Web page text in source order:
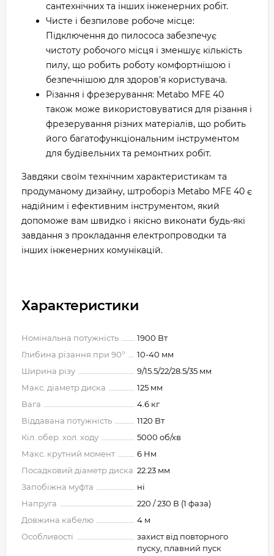
сантехнічних та інших інженерних робіт.
Чисте і безпилове робоче місце:
Підключення до пилососа забезпечує
чистоту робочого місця і зменшує кількість
пилу, що робить роботу комфортнішою і
безпечнішою для здоров'я користувача.
Різання і фрезерування: Metabo MFE 40
також може використовуватися для різання і
фрезерування різних матеріалів, що робить
його багатофункціональним інструментом
для будівельних та ремонтних робіт.
Завдяки своїм технічним характеристикам та
продуманому дизайну, штроборіз Metabo MFE 40 є
надійним і ефективним інструментом, який
допоможе вам швидко і якісно виконати будь-які
завдання з прокладання електропроводки та
інших інженерних комунікацій.
Характеристики
Номінальна потужність
1900 Вт
Глибина різання при 90°
10-40 мм
Ширина різу
9/15.5/22/28.5/35 мм
Макс. діаметр диска
125 мм
Вага
4.6 кг
Віддавана потужність
1120 Вт
Кіл. обер. хол. ходу
5000 об/хв
Макс. крутний момент
6 Нм
Посадковий діаметр диска 22.23 мм
Запобіжна муфта
ні
Напруга
220 / 230 В (1 фаза)
Довжина кабелю
4 м
Особливості
захист від повторного
пуску, плавний пуск